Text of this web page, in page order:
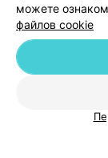
г.
можете
файлов cookie